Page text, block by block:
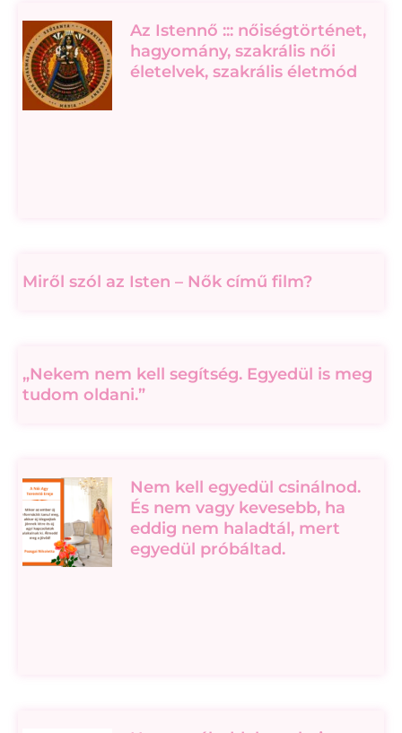
Az Istennő ::: nőiségtörténet,
hagyomány, szakrális női
életelvek, szakrális életmód
Miről szól az Isten – Nők című film?
„Nekem nem kell segítség. Egyedül is meg
tudom oldani.”
Nem kell egyedül csinálnod.
És nem vagy kevesebb, ha
eddig nem haladtál, mert
egyedül próbáltad.